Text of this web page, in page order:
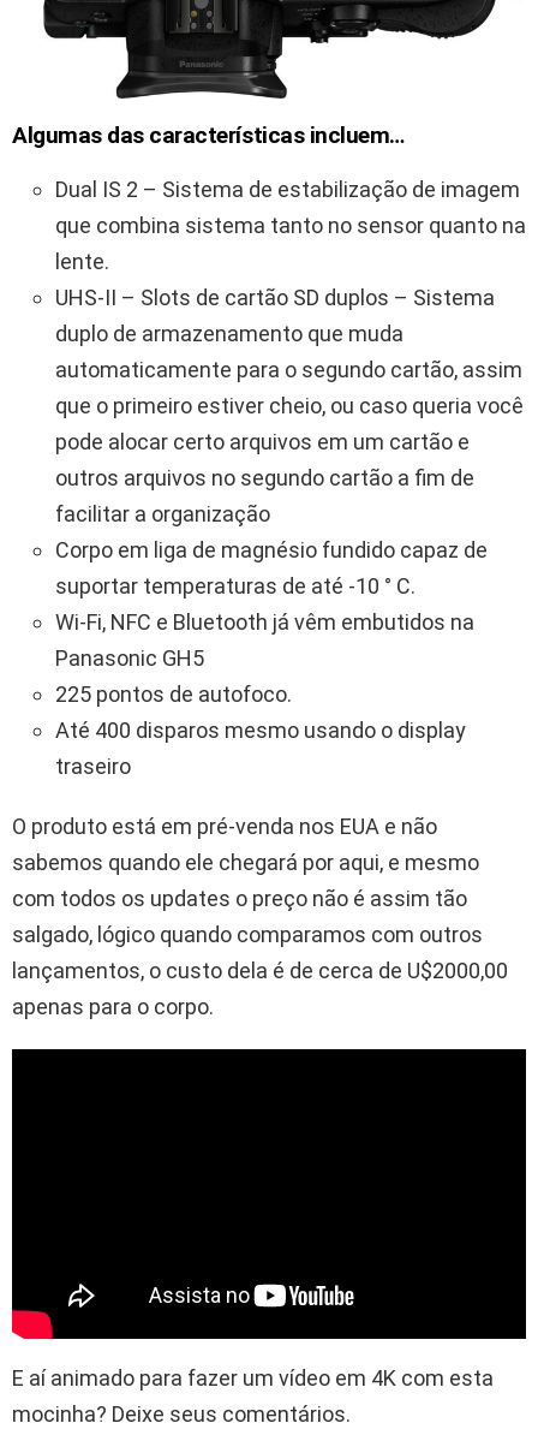
Algumas das características incluem…
Dual IS 2 – Sistema de estabilização de imagem
que combina sistema tanto no sensor quanto na
lente.
UHS-II – Slots de cartão SD duplos – Sistema
duplo de armazenamento que muda
automaticamente para o segundo cartão, assim
que o primeiro estiver cheio, ou caso queria você
pode alocar certo arquivos em um cartão e
outros arquivos no segundo cartão a fim de
facilitar a organização
Corpo em liga de magnésio fundido capaz de
suportar temperaturas de até -10 ° C.
Wi-Fi, NFC e Bluetooth já vêm embutidos na
Panasonic GH5
225 pontos de autofoco.
Até 400 disparos mesmo usando o display
traseiro
O produto está em pré-venda nos EUA e não
sabemos quando ele chegará por aqui, e mesmo
com todos os updates o preço não é assim tão
salgado, lógico quando comparamos com outros
lançamentos, o custo dela é de cerca de U$2000,00
apenas para o corpo.
E aí animado para fazer um vídeo em 4K com esta
mocinha? Deixe seus comentários.